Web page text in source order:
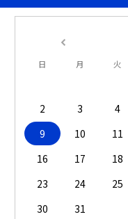
日 月 火
2
3 4
9
10 11
16
17 18
23
24 25
30
31